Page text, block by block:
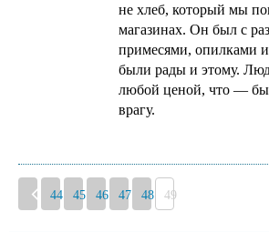
не хлеб, который мы
магазинах. Он был с
примесями, опилками
были рады и этому.
любой ценой, что — бы
врагу.
44 45 46 47 48 49